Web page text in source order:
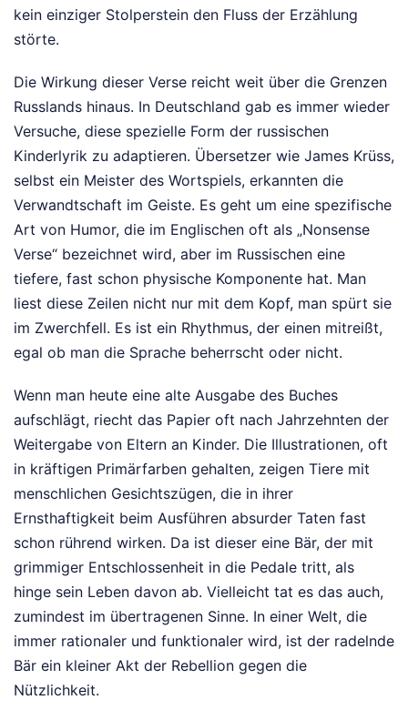
kein einziger Stolperstein den Fluss der Erzählung
störte.
Die Wirkung dieser Verse reicht weit über die Grenzen
Russlands hinaus. In Deutschland gab es immer wieder
Versuche, diese spezielle Form der russischen
Kinderlyrik zu adaptieren. Übersetzer wie James Krüss,
selbst ein Meister des Wortspiels, erkannten die
Verwandtschaft im Geiste. Es geht um eine spezifische
Art von Humor, die im Englischen oft als „Nonsense
Verse“ bezeichnet wird, aber im Russischen eine
tiefere, fast schon physische Komponente hat. Man
liest diese Zeilen nicht nur mit dem Kopf, man spürt sie
im Zwerchfell. Es ist ein Rhythmus, der einen mitreißt,
egal ob man die Sprache beherrscht oder nicht.
Wenn man heute eine alte Ausgabe des Buches
aufschlägt, riecht das Papier oft nach Jahrzehnten der
Weitergabe von Eltern an Kinder. Die Illustrationen, oft
in kräftigen Primärfarben gehalten, zeigen Tiere mit
menschlichen Gesichtszügen, die in ihrer
Ernsthaftigkeit beim Ausführen absurder Taten fast
schon rührend wirken. Da ist dieser eine Bär, der mit
grimmiger Entschlossenheit in die Pedale tritt, als
hinge sein Leben davon ab. Vielleicht tat es das auch,
zumindest im übertragenen Sinne. In einer Welt, die
immer rationaler und funktionaler wird, ist der radelnde
Bär ein kleiner Akt der Rebellion gegen die
Nützlichkeit.